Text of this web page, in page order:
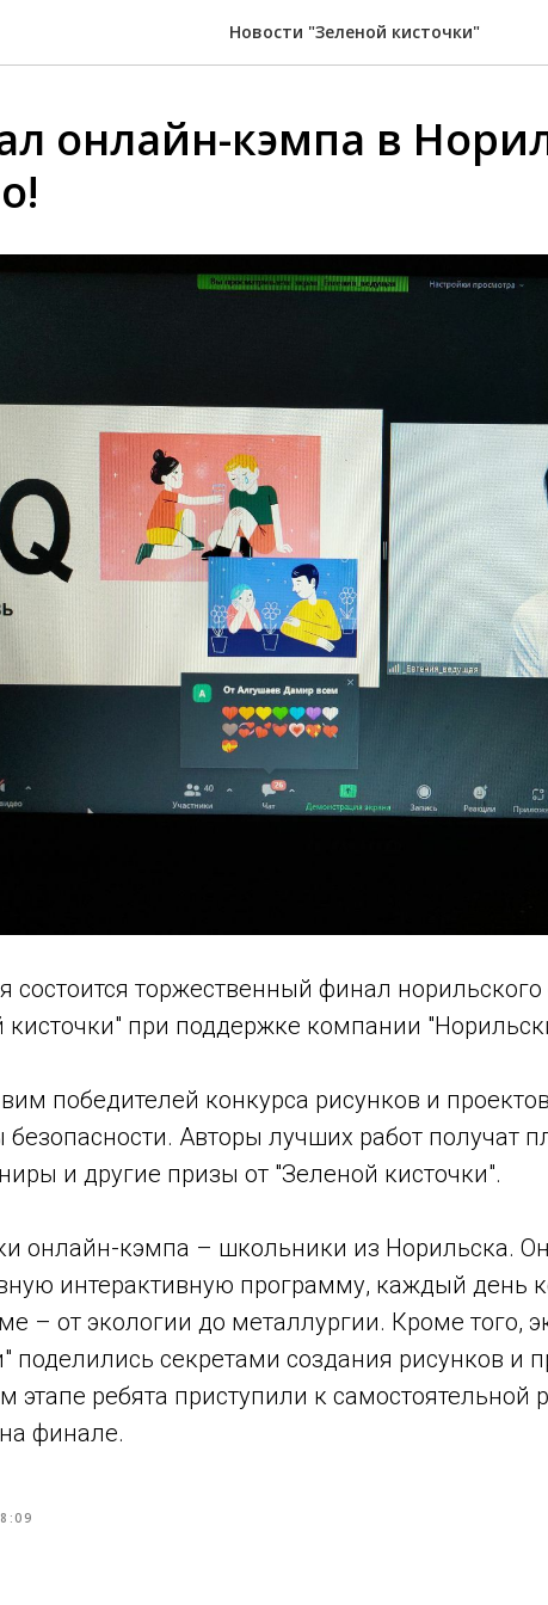
Новости "Зеленой кисточки"
онлайн-кэмпа в
состоится торжественный финал
кисточки" при поддержке компании
победителей конкурса рисунков и
безопасности. Авторы лучших работ получат
и другие призы от "Зеленой кисточки".
онлайн-кэмпа – школьники из Норильска.
интерактивную программу, каждый день
– от экологии до металлургии. Кроме того,
поделились секретами создания рисунков и
этапе ребята приступили к самостоятельной
финале.